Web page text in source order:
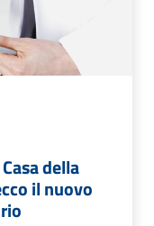
della
il nuovo